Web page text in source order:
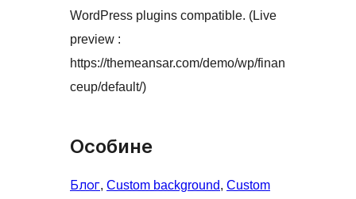
WordPress plugins compatible. (Live
preview :
https://themeansar.com/demo/wp/finan
ceup/default/)
Особине
Блог, Custom background, Custom